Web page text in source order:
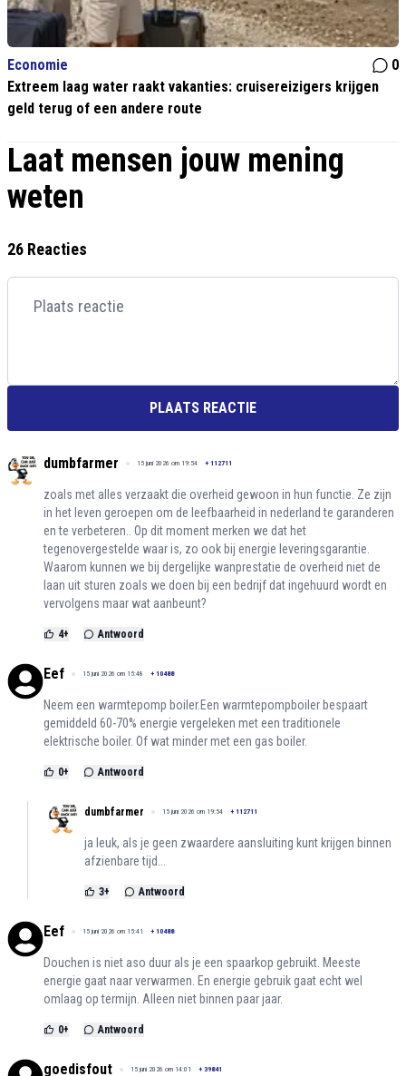
Economie
0
Extreem laag water raakt vakanties: cruisereizigers krijgen
geld terug of een andere route
Laat mensen jouw mening
weten
26 Reacties
PLAATS REACTIE
dumbfarmer 15 juni 2026 om 19:54 + 112711
zoals met alles verzaakt die overheid gewoon in hun functie. Ze zijn
in het leven geroepen om de leefbaarheid in nederland te garanderen
en te verbeteren.. Op dit moment merken we dat het
tegenovergestelde waar is, zo ook bij energie leveringsgarantie.
Waarom kunnen we bij dergelijke wanprestatie de overheid niet de
laan uit sturen zoals we doen bij een bedrijf dat ingehuurd wordt en
vervolgens maar wat aanbeunt?
4+ Antwoord
Eef 15 juni 2026 om 15:48 + 10488
Neem een warmtepomp boiler.Een warmtepompboiler bespaart
gemiddeld 60-70% energie vergeleken met een traditionele
elektrische boiler. Of wat minder met een gas boiler.
0+ Antwoord
dumbfarmer 15 juni 2026 om 19:54 + 112711
ja leuk, als je geen zwaardere aansluiting kunt krijgen binnen
afzienbare tijd...
3+ Antwoord
Eef 15 juni 2026 om 15:41 + 10488
Douchen is niet aso duur als je een spaarkop gebruikt. Meeste
energie gaat naar verwarmen. En energie gebruik gaat echt wel
omlaag op termijn. Alleen niet binnen paar jaar.
0+ Antwoord
goedisfout 15 juni 2026 om 14:01 + 39841